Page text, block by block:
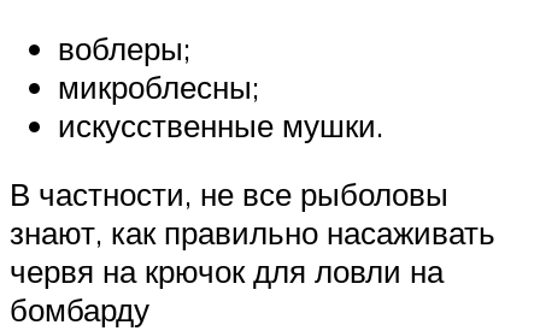
воблеры;
микроблесны;
искусственные мушки.
В частности, не все рыболовы
знают, как правильно насаживать
червя на крючок для ловли на
бомбарду